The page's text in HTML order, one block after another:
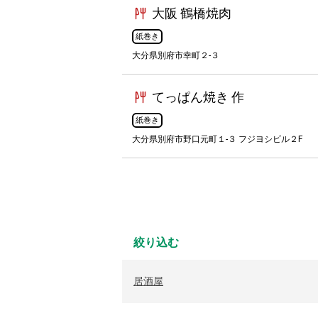
大阪 鶴橋焼肉
紙巻き
大分県別府市幸町２-３
てっぱん焼き 作
紙巻き
大分県別府市野口元町１-３ フジヨシビル２F
絞り込む
居酒屋